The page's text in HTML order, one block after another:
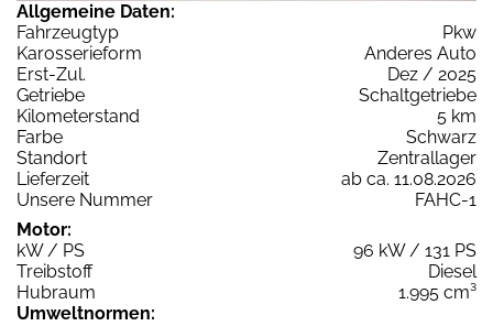
Allgemeine Daten:
Fahrzeugtyp
Pkw
Karosserieform
Anderes Auto
Erst-Zul.
Dez / 2025
Getriebe
Schaltgetriebe
Kilometerstand
5 km
Farbe
Schwarz
Standort
Zentrallager
Lieferzeit
ab ca. 11.08.2026
Unsere Nummer
FAHC-1
Motor:
kW / PS
96 kW / 131 PS
Treibstoff
Diesel
Hubraum
1.995 cm³
Umweltnormen: